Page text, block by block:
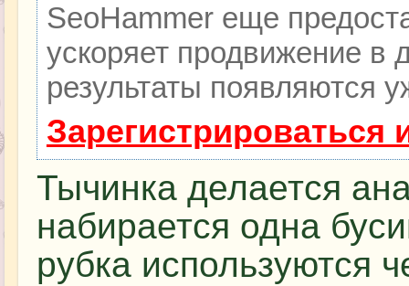
SeoHammer еще
ускоряет продвижение в
результаты появляются
Тычинка делается
набирается одна
рубка используются